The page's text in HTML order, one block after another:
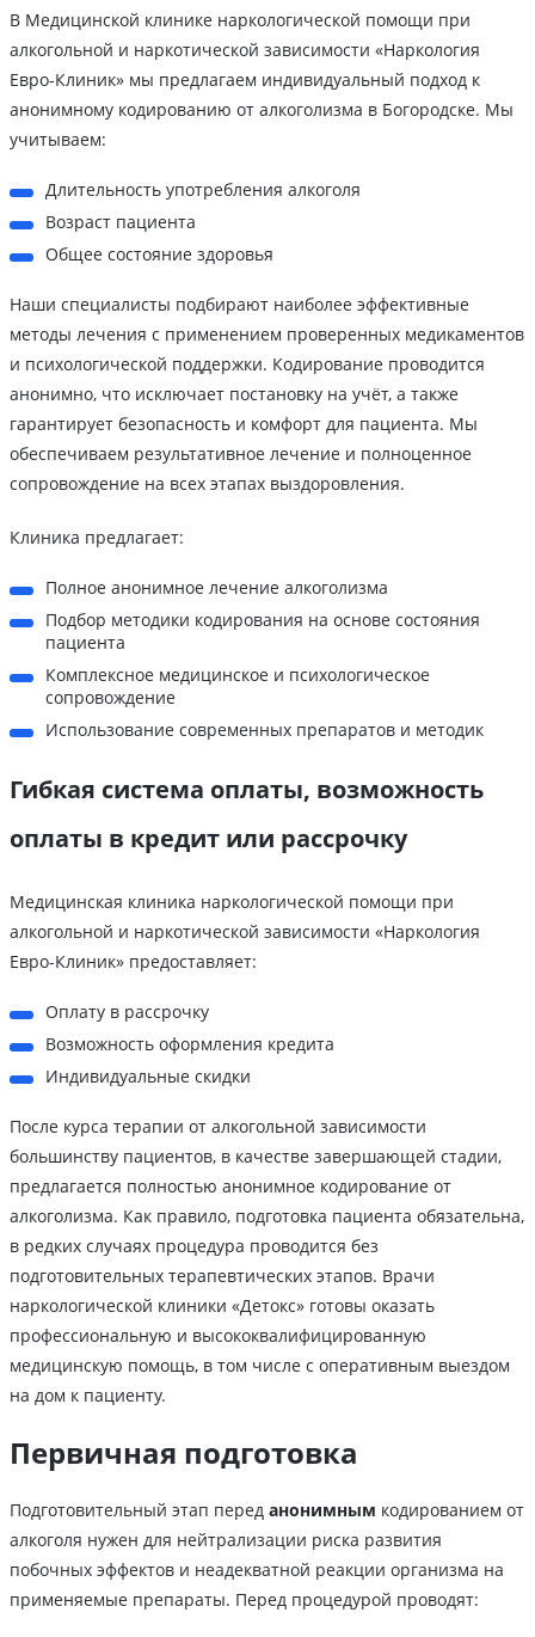
В Медицинской клинике наркологической помощи при
алкогольной и наркотической зависимости «Наркология
Евро-Клиник» мы предлагаем индивидуальный подход к
анонимному кодированию от алкоголизма в Богородске. Мы
учитываем:
Длительность употребления алкоголя
Возраст пациента
Общее состояние здоровья
Наши специалисты подбирают наиболее эффективные
методы лечения с применением проверенных медикаментов
и психологической поддержки. Кодирование проводится
анонимно, что исключает постановку на учёт, а также
гарантирует безопасность и комфорт для пациента. Мы
обеспечиваем результативное лечение и полноценное
сопровождение на всех этапах выздоровления.
Клиника предлагает:
Полное анонимное лечение алкоголизма
Подбор методики кодирования на основе состояния
пациента
Комплексное медицинское и психологическое
сопровождение
Использование современных препаратов и методик
Гибкая система оплаты, возможность
оплаты в кредит или рассрочку
Медицинская клиника наркологической помощи при
алкогольной и наркотической зависимости «Наркология
Евро-Клиник» предоставляет:
Оплату в рассрочку
Возможность оформления кредита
Индивидуальные скидки
После курса терапии от алкогольной зависимости
большинству пациентов, в качестве завершающей стадии,
предлагается полностью анонимное кодирование от
алкоголизма. Как правило, подготовка пациента обязательна,
в редких случаях процедура проводится без
подготовительных терапевтических этапов. Врачи
наркологической клиники «Детокс» готовы оказать
профессиональную и высококвалифицированную
медицинскую помощь, в том числе с оперативным выездом
на дом к пациенту.
Первичная подготовка
Подготовительный этап перед анонимным кодированием от
алкоголя нужен для нейтрализации риска развития
побочных эффектов и неадекватной реакции организма на
применяемые препараты. Перед процедурой проводят: